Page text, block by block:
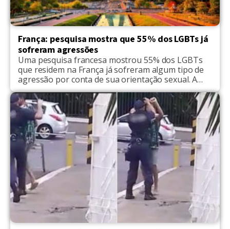
França: pesquisa mostra que 55% dos LGBTs já
sofreram agressões
Uma pesquisa francesa mostrou 55% dos LGBTs
que residem na França já sofreram algum tipo de
agressão por conta de sua orientação sexual. A
notícia foi publicada no site RFI. Realizada pelo
instituto IFOP, a pesquisa online foi registrada de
12 de maio de 2018 a 24 de abril de 2019, com
LGBTs com mais […]